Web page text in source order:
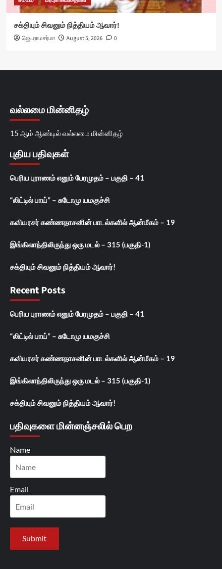
சக்தியும் சிவனும் நித்தியம் ஆவார்!
ஜெயராமசர்மா August 5, 2026 0
வல்லமை மின்னிதழ்
15 ஆம் ஆண்டில் வல்லமை மின்னிதழ்
புதிய பதிவுகள்
பெரிய புராணம் எனும் பேரமுதம் – பகுதி – 41
“லிட்டில் பாய்” – சுடோமு யமகுச்சி
கவியரசர் கண்ணதாசனின் பாடல்களில் ஆன்மீகம் – 19
இங்கிலாந்திலிருந்து ஒரு மடல் – 315 (பகுதி-1)
சக்தியும் சிவனும் நித்தியம் ஆவார்!
Recent Posts
பெரிய புராணம் எனும் பேரமுதம் – பகுதி – 41
“லிட்டில் பாய்” – சுடோமு யமகுச்சி
கவியரசர் கண்ணதாசனின் பாடல்களில் ஆன்மீகம் – 19
இங்கிலாந்திலிருந்து ஒரு மடல் – 315 (பகுதி-1)
சக்தியும் சிவனும் நித்தியம் ஆவார்!
பதிவுகளை மின்னஞ்சலில் பெற
Name
Email